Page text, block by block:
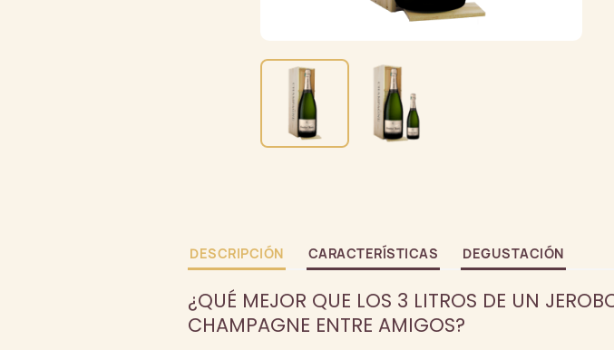
DESCRIPCIÓN CARACTERÍSTICAS DEGUSTACIÓN
¿QUÉ MEJOR QUE LOS 3 LITROS DE UN
CHAMPAGNE ENTRE AMIGOS?